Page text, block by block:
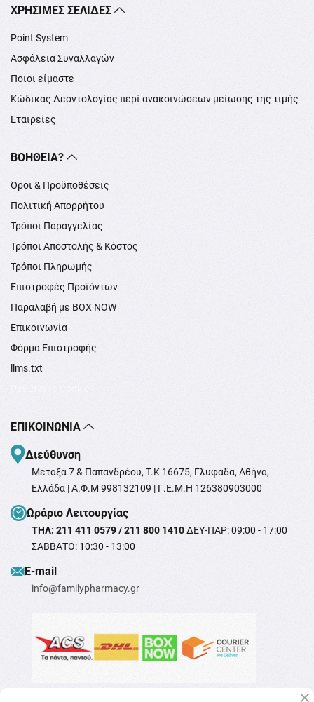
XΡΉΣΙΜΕΣ ΣΕΛΊΔΕΣ
Point System
Ασφάλεια Συναλλαγών
Ποιοι είμαστε
Κώδικας Δεοντολογίας περί ανακοινώσεων μείωσης της τιμής
Εταιρείες
ΒΟΉΘΕΙΑ?
Όροι & Προϋποθέσεις
Πολιτική Απορρήτου
Τρόποι Παραγγελίας
Τρόποι Αποστολής & Κόστος
Τρόποι Πληρωμής
Επιστροφές Προϊόντων
Παραλαβή με BOX NOW
Επικοινωνία
Φόρμα Επιστροφής
llms.txt
ΕΠΙΚΟΙΝΩΝΊΑ
Διεύθυνση
Μεταξά 7 & Παπανδρέου, T.K 16675, Γλυφάδα, Αθήνα,
Ελλάδα | Α.Φ.Μ 998132109 | Γ.Ε.Μ.Η 126380903000
Ωράριο Λειτουργίας
ΤΗΛ: 211 411 0579 / 211 800 1410ΔΕΥ-ΠΑΡ: 09:00 - 17:00
ΣΑΒΒΑΤΟ: 10:30 - 13:00
Ε-mail
info@familypharmacy.gr